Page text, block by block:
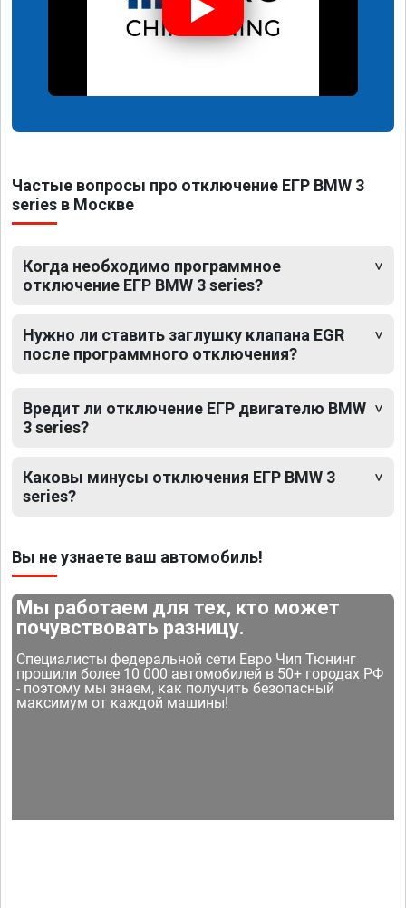
Частые вопросы про отключение ЕГР BMW 3
series в Москве
Когда необходимо программное
отключение ЕГР BMW 3 series?
Нужно ли ставить заглушку клапана EGR
после программного отключения?
Вредит ли отключение ЕГР двигателю BMW
3 series?
Каковы минусы отключения ЕГР BMW 3
series?
Вы не узнаете ваш автомобиль!
Мы работаем для тех, кто может
почувствовать разницу.
Специалисты федеральной сети Евро Чип Тюнинг
прошили более 10 000 автомобилей в 50+ городах РФ
- поэтому мы знаем, как получить безопасный
максимум от каждой машины!